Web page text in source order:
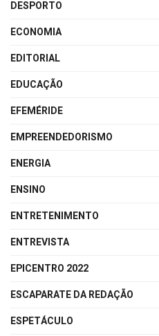
DESPORTO
ECONOMIA
EDITORIAL
EDUCAÇÃO
EFEMÉRIDE
EMPREENDEDORISMO
ENERGIA
ENSINO
ENTRETENIMENTO
ENTREVISTA
EPICENTRO 2022
ESCAPARATE DA REDAÇÃO
ESPETÁCULO